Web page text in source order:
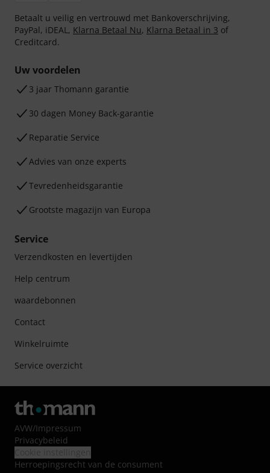
Betaalt u veilig en vertrouwd met Bankoverschrijving,
PayPal, iDEAL, Klarna Betaal Nu, Klarna Betaal in 3 of
Creditcard.
Uw voordelen
3 jaar Thomann garantie
30 dagen Money Back-garantie
Reparatie Service
Advies van onze experts
Tevredenheidsgarantie
Grootste magazijn van Europa
Service
Verzendkosten en levertijden
Help centrum
waardebonnen
Contact
Winkelruimte
Service overzicht
AVW/Impressum
Privacybeleid
Herroepingsrecht van de consument